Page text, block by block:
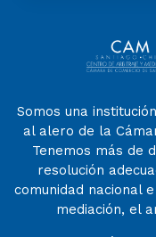
Somos una
al alero de la
Tenemos más de
resolución
comunidad nacional
mediación, el